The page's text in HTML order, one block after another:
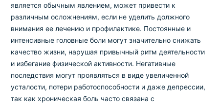
является обычным явлением, может привести к
различным осложнениям, если не уделить должного
внимания ее лечению и профилактике. Постоянные и
интенсивные головные боли могут значительно снижать
качество жизни, нарушая привычный ритм деятельности
и избегание физической активности. Негативные
последствия могут проявляться в виде увеличенной
усталости, потери работоспособности и даже депрессии,
так как хроническая боль часто связана с